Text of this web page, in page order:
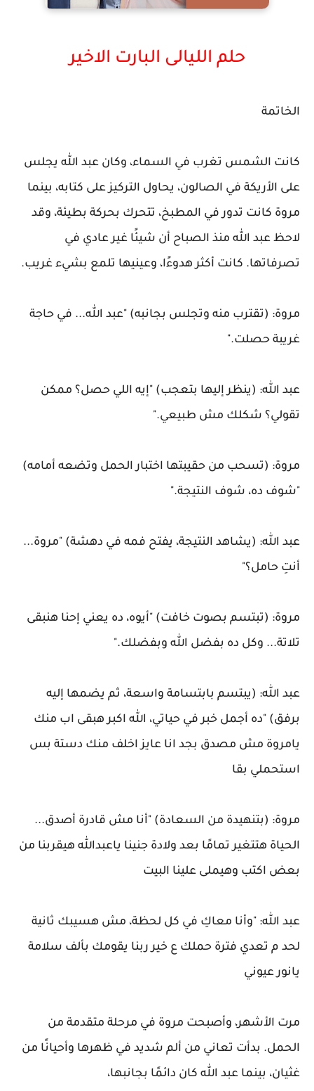
حلم الليالى البارت الاخير
الخاتمة
كانت الشمس تغرب في السماء، وكان عبد الله يجلس
على الأريكة في الصالون، يحاول التركيز على كتابه، بينما
مروة كانت تدور في المطبخ، تتحرك بحركة بطيئة، وقد
لاحظ عبد الله منذ الصباح أن شيئًا غير عادي في
تصرفاتها. كانت أكثر هدوءًا، وعينيها تلمع بشيء غريب.
مروة: (تقترب منه وتجلس بجانبه) "عبد الله... في حاجة
غريبة حصلت."
عبد الله: (ينظر إليها بتعجب) "إيه اللي حصل؟ ممكن
تقولي؟ شكلك مش طبيعي."
مروة: (تسحب من حقيبتها اختبار الحمل وتضعه أمامه)
"شوف ده، شوف النتيجة."
عبد الله: (يشاهد النتيجة، يفتح فمه في دهشة) "مروة...
أنتِ حامل؟"
مروة: (تبتسم بصوت خافت) "أيوه، ده يعني إحنا هنبقى
تلاتة... وكل ده بفضل الله وبفضلك."
عبد الله: (يبتسم بابتسامة واسعة، ثم يضمها إليه
برفق) "ده أجمل خبر في حياتي، الله اكبر هبقى اب منك
يامروة مش مصدق بجد انا عايز اخلف منك دستة بس
استحملي بقا
مروة: (بتنهيدة من السعادة) "أنا مش قادرة أصدق...
الحياة هتتغير تمامًا بعد ولادة جنينا ياعبدالله هيقربنا من
بعض اكتب وهيملى علينا البيت
عبد الله: "وأنا معاكِ في كل لحظة، مش هسيبك ثانية
لحد م تعدي فترة حملك ع خير ربنا يقومك بألف سلامة
يانور عيوني
مرت الأشهر، وأصبحت مروة في مرحلة متقدمة من
الحمل. بدأت تعاني من ألم شديد في ظهرها وأحيانًا من
غثيان، بينما عبد الله كان دائمًا بجانبها،